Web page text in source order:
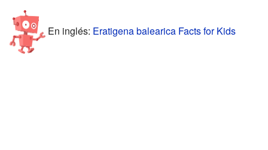
En inglés: Eratigena balearica Facts for Kids